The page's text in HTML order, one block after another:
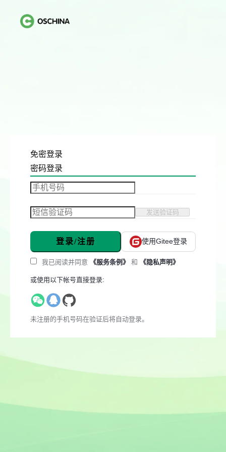
免密登录
密码登录
发送验证码
登录/注册 使用Gitee登录
我已阅读并同意 《服务条例》 和 《隐私声明》
或使用以下帐号直接登录:
未注册的手机号码在验证后将自动登录。